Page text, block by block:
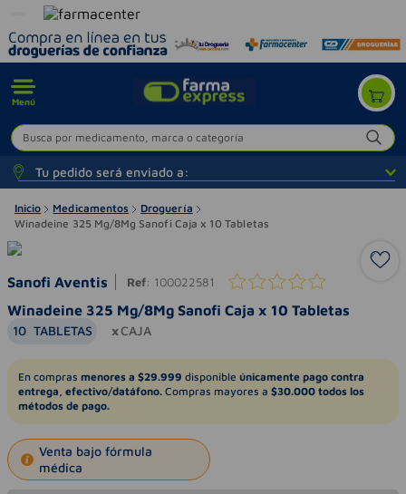
Menú
Busca por medicamento, marca o categoría
Tu pedido será enviado a:
Inicio Medicamentos
Droguería
Winadeine 325 Mg/8Mg Sanofi Caja x 10 Tabletas
Sanofi Aventis Ref: 100022581
Winadeine 325 Mg/8Mg Sanofi Caja x 10 Tabletas
10 TABLETAS CAJA
En compras menores a $29.999 disponible únicamente pago contra
entrega, efectivo/datáfono. Compras mayores a $30.000 todos los
métodos de pago.
Venta bajo fórmula
médica